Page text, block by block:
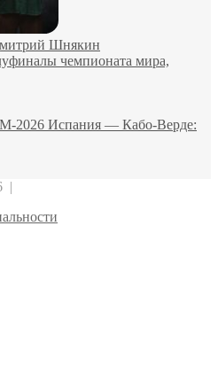
Шнякин
чемпионата мира,
Испания — Кабо‑Верде:
|